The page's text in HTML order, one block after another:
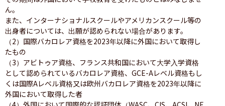
ん。
また、インターナショナルスクールやアメリカンスクール等の
出身者については、出願が認められない場合があります。
（2）国際バカロレア資格を2023年以降に外国において取得し
たもの
（3）アビトゥア資格、フランス共和国において大学入学資格
として認められているバカロレア資格、GCE-Aレベル資格もし
くは国際Aレベル資格又は欧州バカロレア資格を2023年以降に
外国において取得した者